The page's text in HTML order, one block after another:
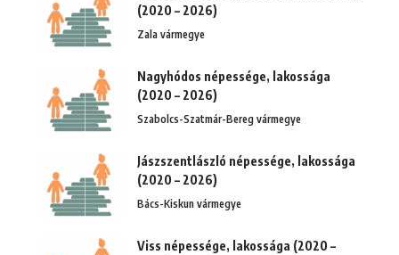
(2020 – 2026)
Zala vármegye
Nagyhódos népessége, lakossága
(2020 – 2026)
Szabolcs-Szatmár-Bereg vármegye
Jászszentlászló népessége, lakossága
(2020 – 2026)
Bács-Kiskun vármegye
Viss népessége, lakossága (2020 –